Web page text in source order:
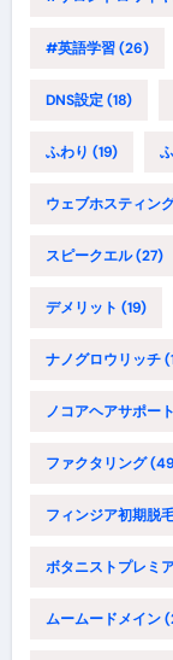
#英語学習(26)
DNS設定(18)
ふわり (19)
ウェブホスティン
スピークエル(27)
デメリット (19)
ナノグロウリッチ
ノコアヘアサポー
ファクタリング
フィンジア初期脱
ボタニストプレミ
ムームードメイン